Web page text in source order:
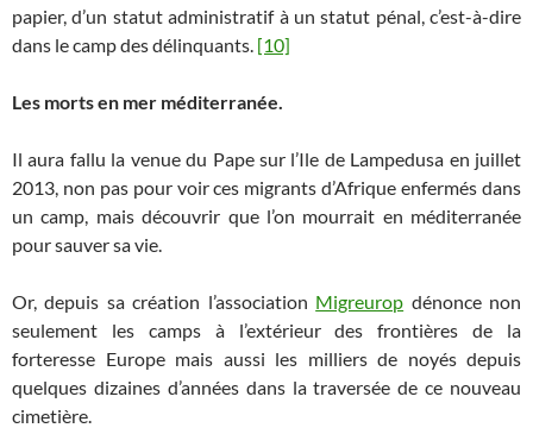
papier, d’un statut administratif à un statut pénal, c’est-à-dire
dans le camp des délinquants. [10]
Les morts en mer méditerranée.
Il aura fallu la venue du Pape sur l’Ile de Lampedusa en juillet
2013, non pas pour voir ces migrants d’Afrique enfermés dans
un camp, mais découvrir que l’on mourrait en méditerranée
pour sauver sa vie.
Or, depuis sa création l’association Migreurop dénonce non
seulement les camps à l’extérieur des frontières de la
forteresse Europe mais aussi les milliers de noyés depuis
quelques dizaines d’années dans la traversée de ce nouveau
cimetière.